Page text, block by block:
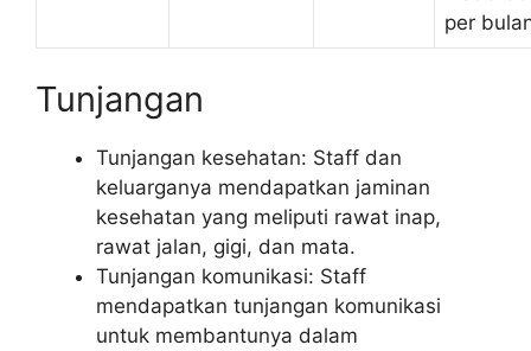
per
Tunjangan
Tunjangan kesehatan: Staff dan
keluarganya mendapatkan jaminan
kesehatan yang meliputi rawat inap,
rawat jalan, gigi, dan mata.
Tunjangan komunikasi: Staff
mendapatkan tunjangan komunikasi
untuk membantunya dalam